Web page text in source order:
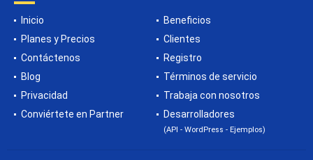
Inicio
Beneficios
Planes y Precios
Clientes
Contáctenos
Registro
Blog
Términos de servicio
Privacidad
Trabaja con nosotros
Conviértete en Partner
Desarrolladores
(API - WordPress - Ejemplos)